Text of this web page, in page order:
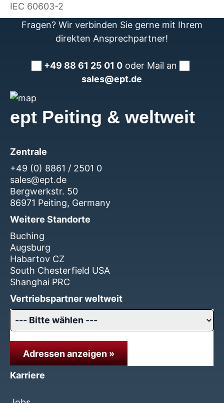
IEC 60603-2
Fragen? Wir verbinden Sie gerne mit Ihrem
direkten Ansprechpartner!
+49 88 61 25 01 0 oder Mail an
sales@ept.de
ept Peiting & weltweit
Zentrale
+49 (0) 8861 / 2501 0
sales@ept.de
Bergwerkstr. 50
86971 Peiting, Germany
Weitere Standorte
Buching
Augsburg
Habartov CZ
South Chesterfield USA
Shanghai PRC
Vertriebspartner weltweit
Adressen anzeigen »
Karriere